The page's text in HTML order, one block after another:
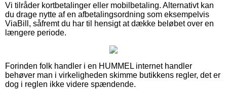
Vi tilråder kortbetalinger eller mobilbetaling. Alternativt kan
du drage nytte af en afbetalingsordning som eksempelvis
ViaBill, såfremt du har til hensigt at dække beløbet over en
længere periode.
Forinden folk handler i en HUMMEL internet handler
behøver man i virkeligheden skimme butikkens regler, det er
dog i reglen ikke videre spændende.